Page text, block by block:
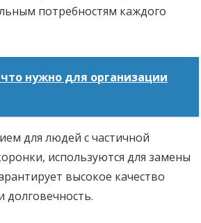
потребностям каждого
нужно для организации
для людей с частичной
используются для замены
высокое качество